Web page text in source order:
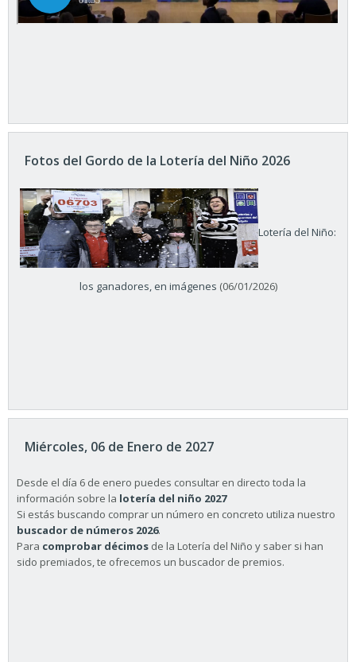
Fotos del Gordo de la Lotería del Niño 2026
Lotería del Niño:
los ganadores, en imágenes (06/01/2026)
Miércoles, 06 de Enero de 2027
Desde el día 6 de enero puedes consultar en directo toda la
información sobre la lotería del niño 2027
Si estás buscando comprar un número en concreto utiliza nuestro
buscador de números 2026.
Para comprobar décimos de la Lotería del Niño y saber si han
sido premiados, te ofrecemos un buscador de premios.